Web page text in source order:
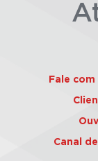
Fale com
Canal